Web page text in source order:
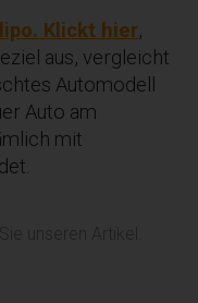
Klickt hier,
aus, vergleicht
Automodell
Auto am
mit